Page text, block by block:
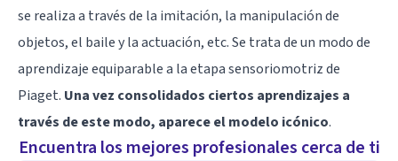
se realiza a través de la imitación, la manipulación de
objetos, el baile y la actuación, etc. Se trata de un modo de
aprendizaje equiparable a la etapa sensoriomotriz de
Piaget. Una vez consolidados ciertos aprendizajes a
través de este modo, aparece el modelo icónico.
Encuentra los mejores profesionales cerca de ti